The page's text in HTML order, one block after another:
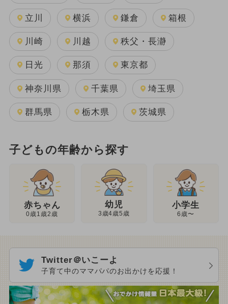
立川 横浜 鎌倉 箱根
川崎 川越 秩父・長瀞
日光 那須 東京都
神奈川県 千葉県 埼玉県
群馬県 栃木県 茨城県
子どもの年齢から探す
赤ちゃん
0歳1歳2歳
幼児
3歳4歳5歳
小学生
6歳〜
Twitter＠いこーよ
子育て中のママパパのお出かけを応援！